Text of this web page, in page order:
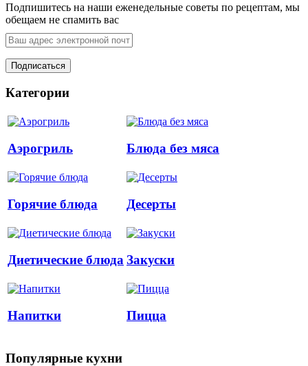
Подпишитесь на наши еженедельные советы по рецептам, мы
обещаем не спамить вас
Категории
Аэрогриль Блюда без мяса
Горячие блюда Десерты
Диетические блюда Закуски
Напитки Пицца
Популярные кухни